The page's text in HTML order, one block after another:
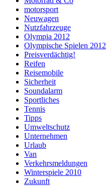
motorsport
Neuwagen
Nutzfahrzeuge
Olympia 2012
Olympische Spielen 2012
Preisverdächtig!
Reifen
Reisemobile
Sicherheit
Soundalarm
Sportliches
Tennis
Tipps
Umweltschutz
Unternehmen
Urlaub
Van
Verkehrsmeldungen
Winterspiele 2010
Zukunft